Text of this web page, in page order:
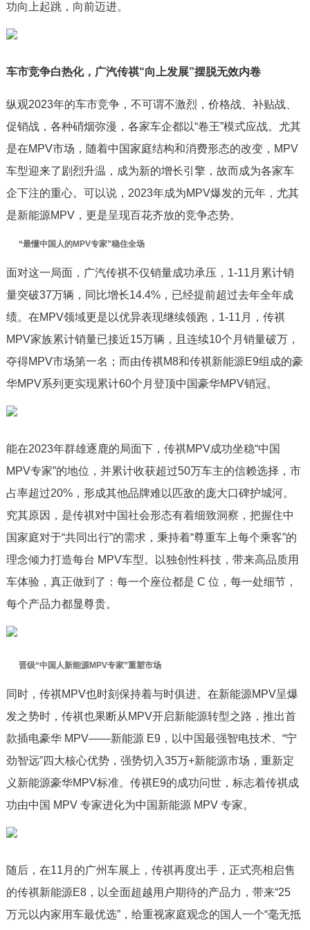
功向上起跳，向前迈进。
车市竞争白热化，广汽传祺“向上发展”摆脱无效内卷
纵观2023年的车市竞争，不可谓不激烈，价格战、补贴战、
促销战，各种硝烟弥漫，各家车企都以“卷王”模式应战。尤其
是在MPV市场，随着中国家庭结构和消费形态的改变，MPV
车型迎来了剧烈升温，成为新的增长引擎，故而成为各家车
企下注的重心。可以说，2023年成为MPV爆发的元年，尤其
是新能源MPV，更是呈现百花齐放的竞争态势。
“最懂中国人的MPV专家”稳住全场
面对这一局面，广汽传祺不仅销量成功承压，1-11月累计销
量突破37万辆，同比增长14.4%，已经提前超过去年全年成
绩。在MPV领域更是以优异表现继续领跑，1-11月，传祺
MPV家族累计销量已接近15万辆，且连续10个月销量破万，
夺得MPV市场第一名；而由传祺M8和传祺新能源E9组成的豪
华MPV系列更实现累计60个月登顶中国豪华MPV销冠。
能在2023年群雄逐鹿的局面下，传祺MPV成功坐稳“中国
MPV专家”的地位，并累计收获超过50万车主的信赖选择，市
占率超过20%，形成其他品牌难以匹敌的庞大口碑护城河。
究其原因，是传祺对中国社会形态有着细致洞察，把握住中
国家庭对于“共同出行”的需求，秉持着“尊重车上每个乘客”的
理念倾力打造每台 MPV车型。以独创性科技，带来高品质用
车体验，真正做到了：每一个座位都是 C 位，每一处细节，
每个产品力都显尊贵。
晋级“中国人新能源MPV专家”重塑市场
同时，传祺MPV也时刻保持着与时俱进。在新能源MPV呈爆
发之势时，传祺也果断从MPV开启新能源转型之路，推出首
款插电豪华 MPV——新能源 E9，以中国最强智电技术、“宁
劲智远”四大核心优势，强势切入35万+新能源市场，重新定
义新能源豪华MPV标准。传祺E9的成功问世，标志着传祺成
功由中国 MPV 专家进化为中国新能源 MPV 专家。
随后，在11月的广州车展上，传祺再度出手，正式亮相启售
的传祺新能源E8，以全面超越用户期待的产品力，带来“25
万元以内家用车最优选”，给重视家庭观念的国人一个“毫无抵